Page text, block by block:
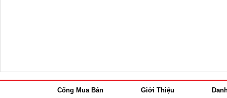
Cổng Mua Bán Giới Thiệu